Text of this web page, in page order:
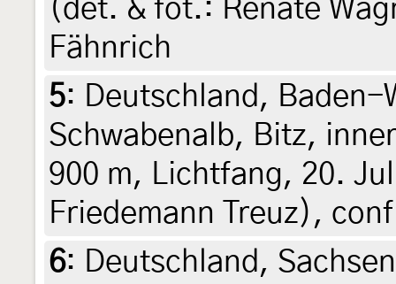
(det. & fot.: Renate
Fähnrich
5: Deutschland,
Schwabenalb, Bitz,
900 m, Lichtfang, 20.
Friedemann Treuz),
6: Deutschland,